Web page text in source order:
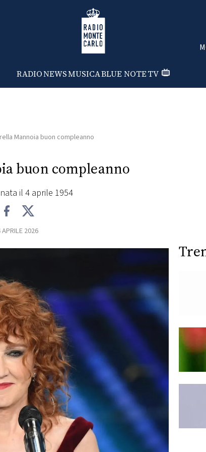
Radio Monte Carlo
RADIONEWSMUSICABLUE NOTETV
Mannoia buon compleanno
buon compleanno
il 4 aprile 1954
APRILE 2026